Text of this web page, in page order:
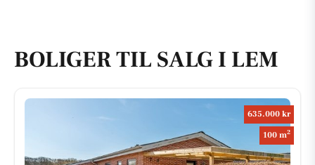
BOLIGER TIL SALG I LEM
635.000 kr
100 m2